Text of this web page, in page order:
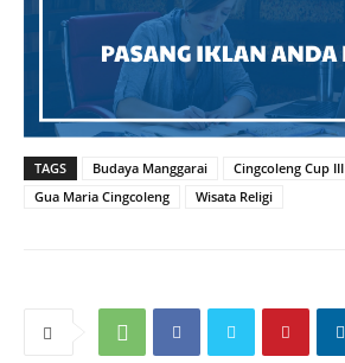
TAGS Budaya Manggarai
Cingcoleng Cup III
Gua Maria Cingcoleng
Wisata Religi